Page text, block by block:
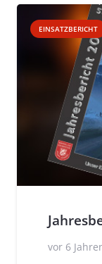
EINSATZBERICHT
vor 6